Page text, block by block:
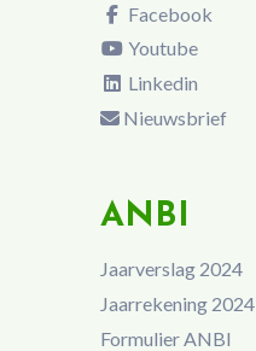
Facebook
Youtube
Linkedin
Nieuwsbrief
ANBI
Jaarverslag 2024
Jaarrekening 2024
Formulier ANBI